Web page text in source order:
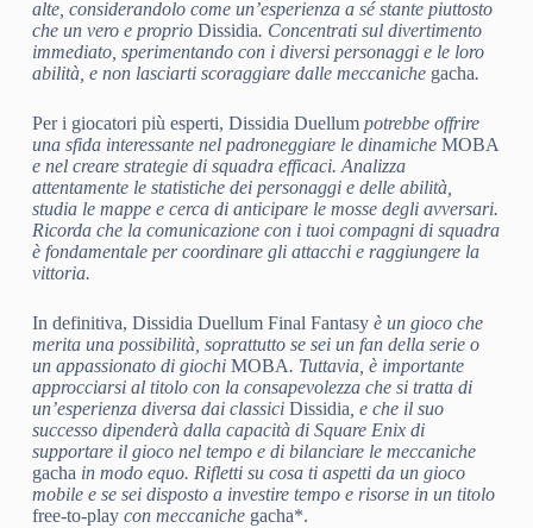
alte, considerandolo come un’esperienza a sé stante piuttosto
che un vero e proprio Dissidia. Concentrati sul divertimento
immediato, sperimentando con i diversi personaggi e le loro
abilità, e non lasciarti scoraggiare dalle meccaniche gacha.
Per i giocatori più esperti, Dissidia Duellumpotrebbe offrire
una sfida interessante nel padroneggiare le dinamiche MOBA
e nel creare strategie di squadra efficaci. Analizza
attentamente le statistiche dei personaggi e delle abilità,
studia le mappe e cerca di anticipare le mosse degli avversari.
Ricorda che la comunicazione con i tuoi compagni di squadra
è fondamentale per coordinare gli attacchi e raggiungere la
vittoria.
In definitiva, Dissidia Duellum Final Fantasyè un gioco che
merita una possibilità, soprattutto se sei un fan della serie o
un appassionato di giochi MOBA. Tuttavia, è importante
approcciarsi al titolo con la consapevolezza che si tratta di
un’esperienza diversa dai classici Dissidia, e che il suo
successo dipenderà dalla capacità di Square Enix di
supportare il gioco nel tempo e di bilanciare le meccaniche
gachain modo equo. Rifletti su cosa ti aspetti da un gioco
mobile e se sei disposto a investire tempo e risorse in un titolo
free-to-playcon meccaniche gacha*.